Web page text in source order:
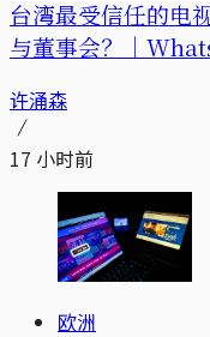
台湾最受信任的电
与董事会？｜
许涌森
17 小时前
欧洲